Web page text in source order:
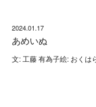
2024.01.17
あめいぬ
文: 工藤 有為子絵: おくは